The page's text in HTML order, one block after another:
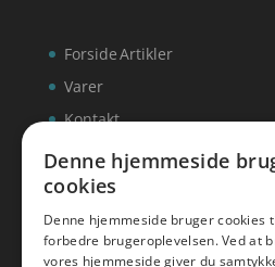
Forside
Varer
Kontakt
Artikler
inks
Denne hjemmeside
cookies
Denne hjemmeside bruger cookies
forbedre brugeroplevelsen. Ved at
vores hjemmeside giver du